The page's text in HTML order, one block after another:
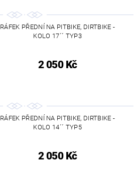
RÁFEK PŘEDNÍ NA PITBIKE, DIRTBIKE -
KOLO 17´´ TYP3
2 050 Kč
RÁFEK PŘEDNÍ NA PITBIKE, DIRTBIKE -
KOLO 14´´ TYP5
2 050 Kč